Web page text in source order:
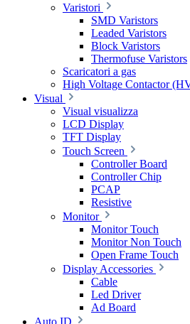
Varistori
SMD Varistors
Leaded Varistors
Block Varistors
Thermofuse Varistors
Scaricatori a gas
High Voltage Contactor
Visual
Visual visualizza
LCD Display
TFT Display
Touch Screen
Controller Board
Controller Chip
PCAP
Resistive
Monitor
Monitor Touch
Monitor Non Touch
Open Frame Touch
Display Accessories
Cable
Led Driver
Ad Board
Auto ID